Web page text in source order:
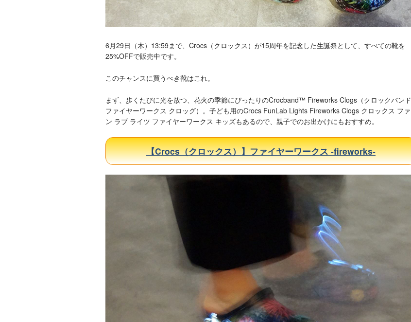
6月29日（木）13:59まで、Crocs（クロックス）が15周年を記念した生誕祭として、すべての靴を
25%OFFで販売中です。
このチャンスに買うべき靴はこれ。
まず、歩くたびに光を放つ、花火の季節にぴったりのCrocband™ Fireworks Clogs（クロックバンド
ファイヤーワークス クロッグ）。子ども用のCrocs FunLab Lights Fireworks Clogs クロックス ファ
ン ラブ ライツ ファイヤーワークス キッズもあるので、親子でのお出かけにもおすすめ。
【Crocs（クロックス）】ファイヤーワークス -fireworks-